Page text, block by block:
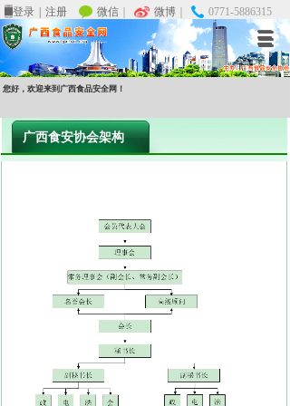
微博 ｜
微信 ｜ 0771-5886315
登录 注册 微博 ｜
微信 ｜ 0771-5886315
登录 注册
您好，欢迎来到广西食品安全网！
广西食安协会架构